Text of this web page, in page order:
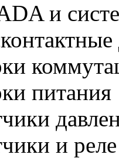
и
питания
и реле